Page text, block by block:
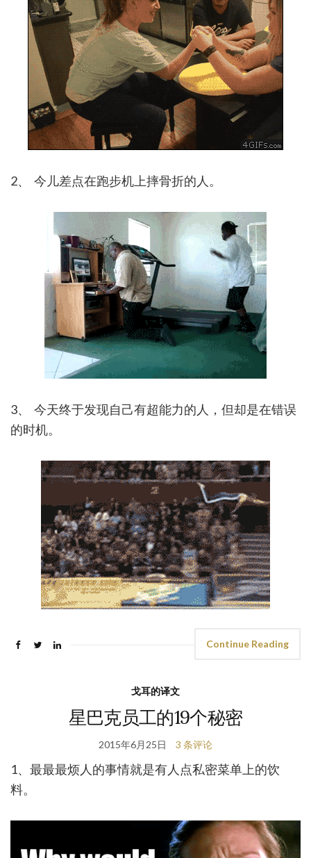
2、 今儿差点在跑步机上摔骨折的人。
3、 今天终于发现自己有超能力的人，但却是在错误
的时机。
Continue Reading
戈耳的译文
星巴克员工的19个秘密
2015年6月25日 3 条评论
1、最最最烦人的事情就是有人点私密菜单上的饮
料。